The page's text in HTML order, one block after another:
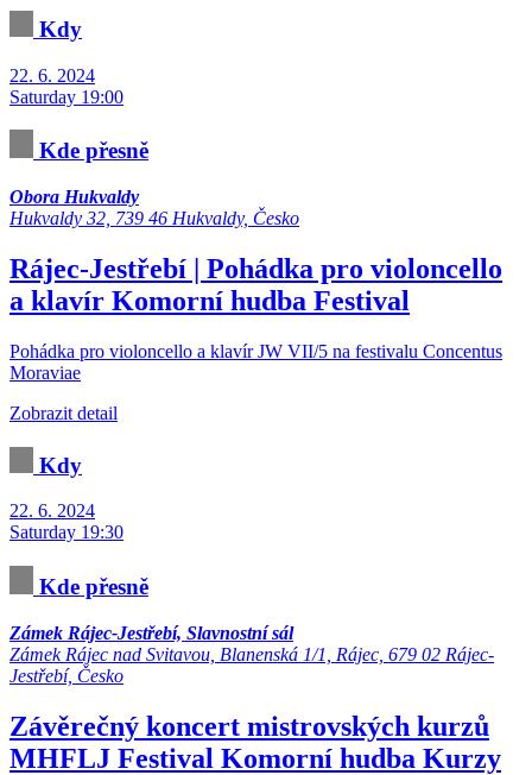
Kdy
22. 6. 2024
Saturday 19:00
Kde přesně
Obora Hukvaldy
Hukvaldy 32, 739 46 Hukvaldy, Česko
Rájec-Jestřebí | Pohádka pro violoncello
a klavír Komorní hudba Festival
Pohádka pro violoncello a klavír JW VII/5 na festivalu Concentus
Moraviae
Zobrazit detail
Kdy
22. 6. 2024
Saturday 19:30
Kde přesně
Zámek Rájec-Jestřebí, Slavnostní sál
Zámek Rájec nad Svitavou, Blanenská 1/1, Rájec, 679 02 Rájec-
Jestřebí, Česko
Závěrečný koncert mistrovských kurzů
MHFLJ Festival Komorní hudba Kurzy